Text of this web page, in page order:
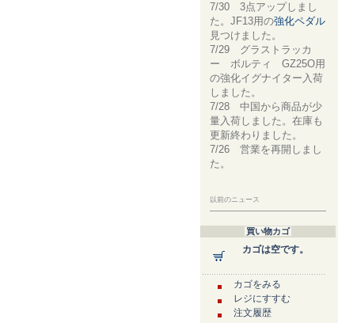
7/30 3点アップしまし
た。JF13用の強化ペダル
見つけました。
7/29 グラストラッカ
ー ボルティ GZ25O用
の強化イグナイター入荷
しました。
7/28 中国から商品が少
量入荷しました。在庫も
更新終わりました。
7/26 営業を再開しまし
た。
以前のニュース
買い物カゴ
カゴは空です。
カゴをみる
レジにすすむ
注文履歴